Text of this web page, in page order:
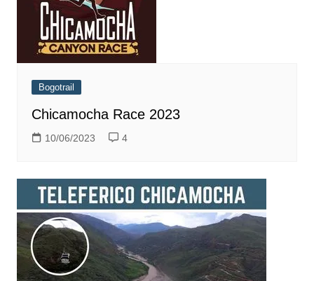
Bogotrail
Chicamocha Race 2023
10/06/2023 4